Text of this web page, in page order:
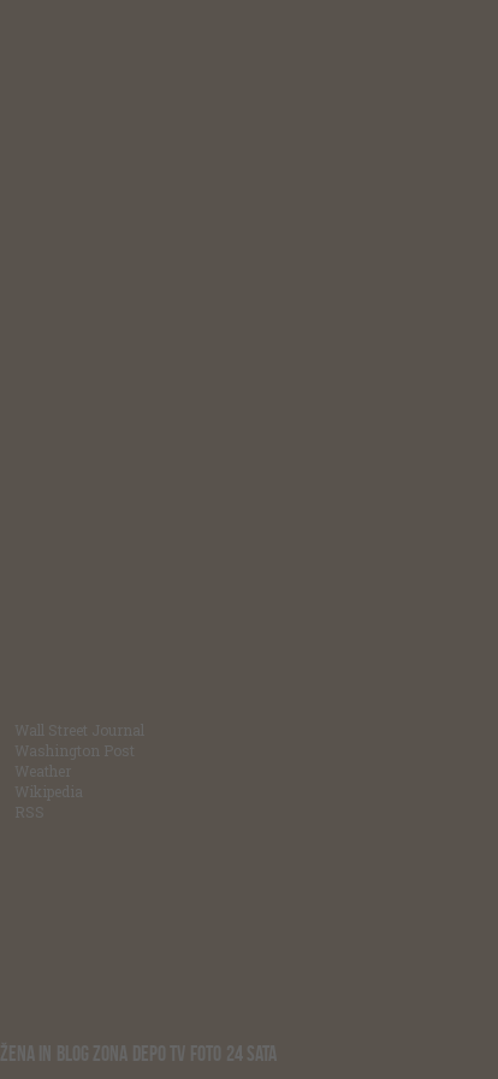
Wall Street Journal
Washington Post
Weather
Wikipedia
RSS
ŽENA IN BLOG ZONA DEPO TV FOTO 24 SATA